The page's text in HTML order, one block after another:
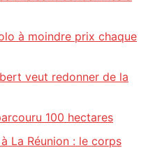
à moindre prix chaque
veut redonner de la
100 hectares
La Réunion : le corps